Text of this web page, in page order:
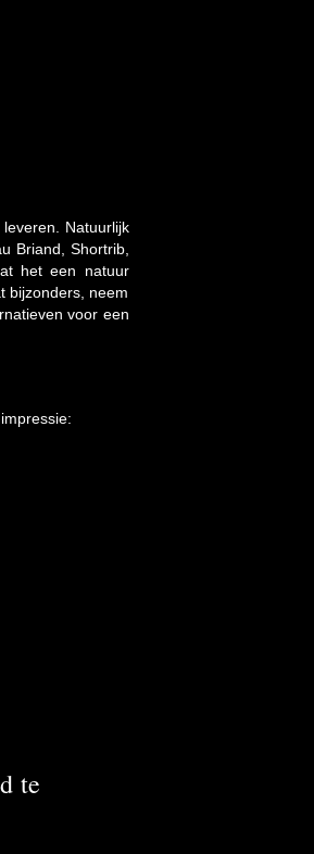
leveren. Natuurlijk
Briand, Shortrib,
het een natuur
bijzonders, neem
voor een
te